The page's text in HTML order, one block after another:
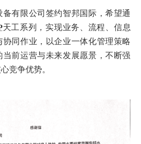
有限公司签约智邦国际，希望通
天工系列，实现业务、流程、信息
协同作业，以企业一体化管理策略
前运营与未来发展愿景，不断强
竞争优势。